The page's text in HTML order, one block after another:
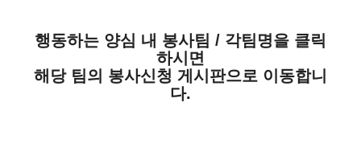
행동하는 양심 내 봉사팀 / 각팀명을 클릭
하시면
해당 팀의 봉사신청 게시판으로 이동합니
다.